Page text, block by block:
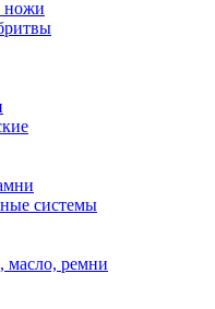
ножи
системы
масло, ремни